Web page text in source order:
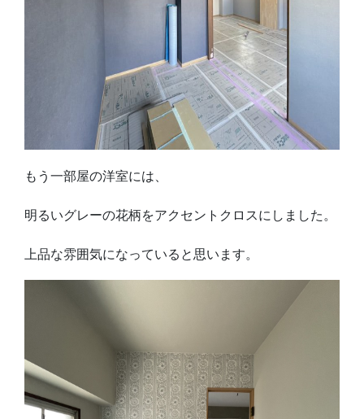
もう一部屋の洋室には、
明るいグレーの花柄をアクセントクロスにしました。
上品な雰囲気になっていると思います。